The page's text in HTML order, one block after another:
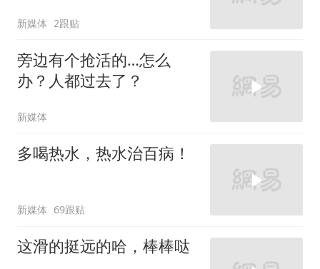
新媒体 2跟贴
旁边有个抢活的…怎么
办？人都过去了？
新媒体
多喝热水，热水治百病！
新媒体 69跟贴
这滑的挺远的哈，棒棒哒